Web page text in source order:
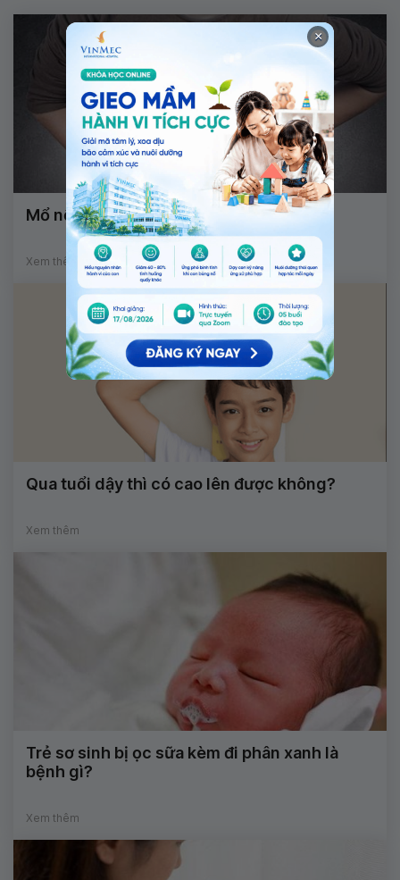
Mổ nội soi điều trị thoát vị hoành
Xem thêm
Qua tuổi dậy thì có cao lên được không?
Xem thêm
Trẻ sơ sinh bị ọc sữa kèm đi phân xanh là
bệnh gì?
Xem thêm
×